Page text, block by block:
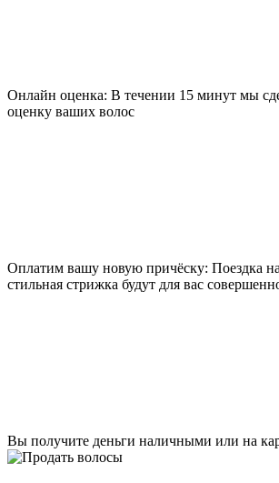
Онлайн оценка: В течении 15 минут мы
оценку ваших волос
Оплатим вашу новую причёску: Поездка
стильная стрижка будут для вас
Вы получите деньги наличными или на